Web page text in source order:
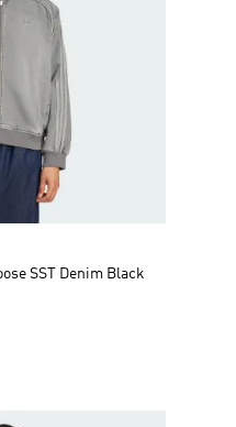
SST Denim Black